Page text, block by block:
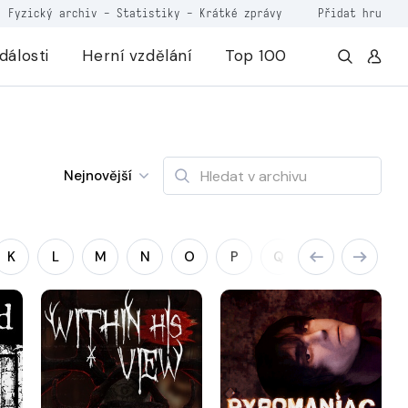
Fyzický archiv - Statistiky - Krátké zprávy Přidat hru
Herní vzdělání Top 100
Nejnovější
K L M N O P Q R S